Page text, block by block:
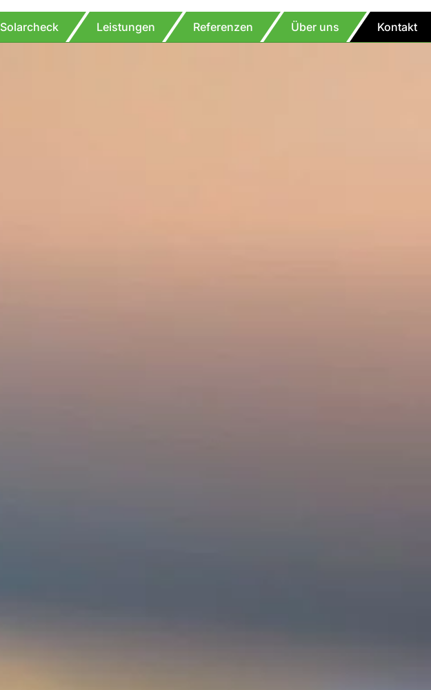
Solarcheck Leistungen Referenzen Über uns Kontakt